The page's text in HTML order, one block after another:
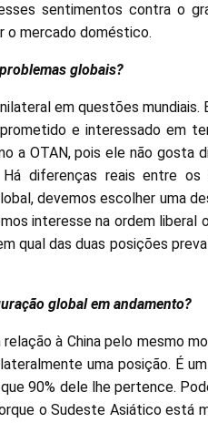
sentimentos contra o
o mercado doméstico.
globais?
em questões mundiais.
e interessado em
a OTAN, pois ele não gosta
diferenças reais entre os
devemos escolher uma
interesse na ordem liberal
qual das duas posições
global em andamento?
à China pelo mesmo
uma posição. É
90% dele lhe pertence.
o Sudeste Asiático está